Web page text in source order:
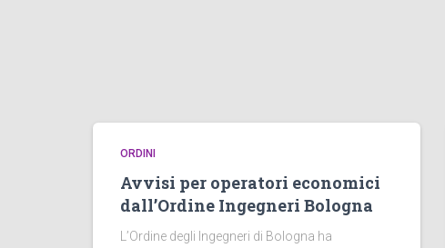
ORDINI
Avvisi per operatori economici
dall’Ordine Ingegneri Bologna
L’Ordine degli Ingegneri di Bologna ha